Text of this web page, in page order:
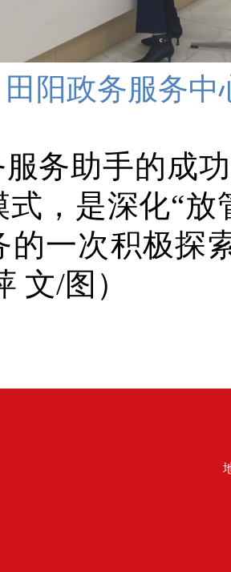
田阳政务服务
务助手的成
式，是深化“
的一次积极探
文/图）